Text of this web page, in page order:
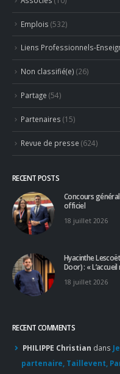
Associés (10)
Emplois (532)
Liens Professionnels-
Non classifié(e) (26)
Partage (54)
Partenaires (15)
Revue de presse (624)
RECENT POSTS
Concours
officiel
18 juillet 2026
Hyacinthe
Door) : «
18 juillet 2026
RECENT COMMENTS
PHILIPPE Christian dans
partenaire, Taillevent,